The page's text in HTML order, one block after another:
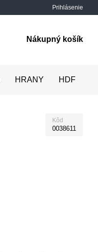
Prihlásenie
Nákupný košík
HRANY HDF
Kôd
0038611